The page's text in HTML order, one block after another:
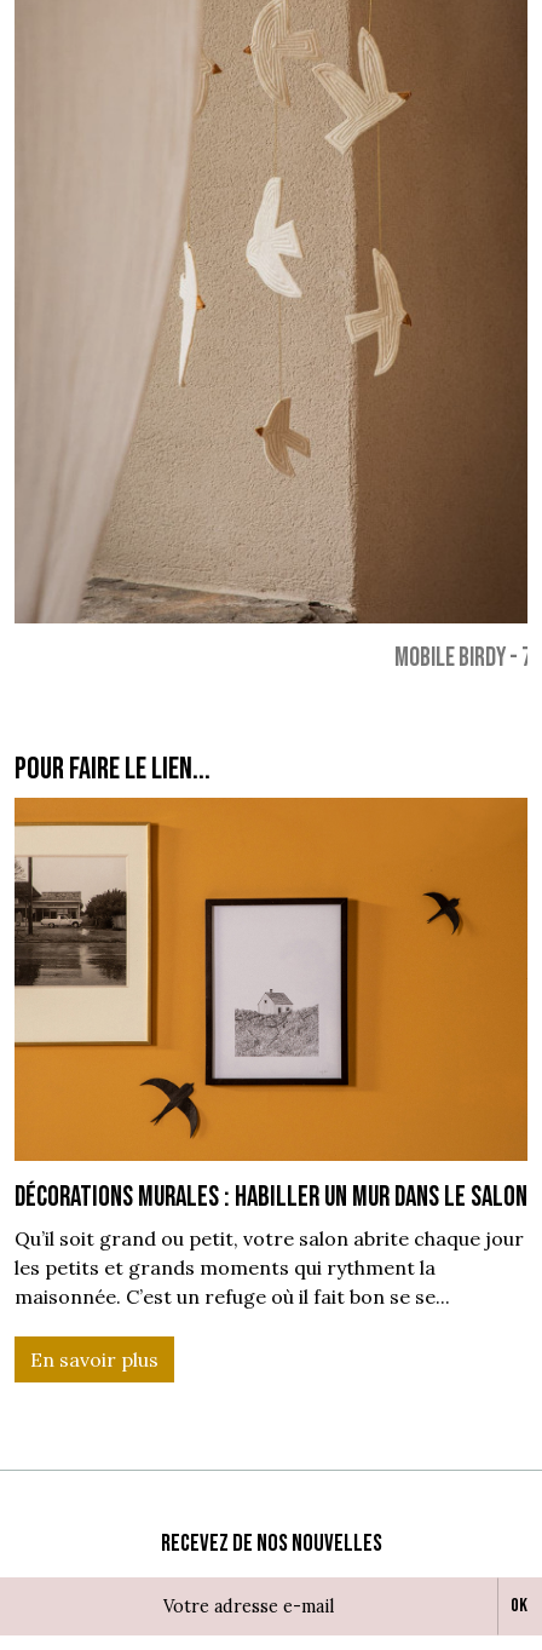
MOBILE BIRDY-
POUR FAIRE LE LIEN...
Décorations murales : habiller un mur dans le salon
Qu’il soit grand ou petit, votre salon abrite chaque jour
les petits et grands moments qui rythment la
maisonnée. C’est un refuge où il fait bon se se...
En savoir plus
Recevez de nos nouvelles
Ok